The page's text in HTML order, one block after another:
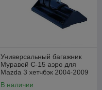
Универсальный багажник
Муравей С-15 аэро для
Mazda 3 хетчбэк 2004-2009
В наличии